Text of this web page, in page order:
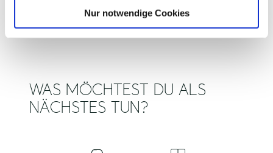
Nur notwendige Cookies
WAS MÖCHTEST DU ALS
NÄCHSTES TUN?